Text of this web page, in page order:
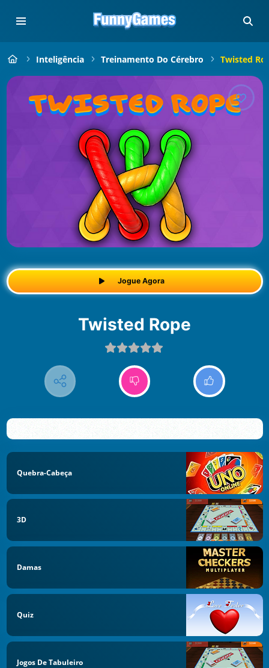
Inteligência Treinamento Do Cérebro Twisted
Jogue Agora
Twisted Rope
Quebra-Cabeça
3D
Damas
Quiz
Jogos De Tabuleiro